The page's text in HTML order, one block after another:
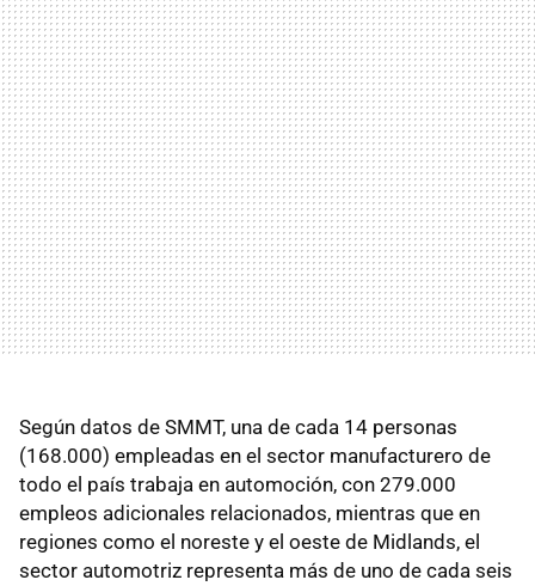
Según datos de SMMT, una de cada 14 personas
(168.000) empleadas en el sector manufacturero de
todo el país trabaja en automoción, con 279.000
empleos adicionales relacionados, mientras que en
regiones como el noreste y el oeste de Midlands, el
sector automotriz representa más de uno de cada seis